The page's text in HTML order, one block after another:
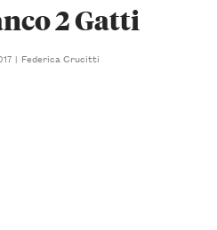
2 Gatti
Federica Crucitti